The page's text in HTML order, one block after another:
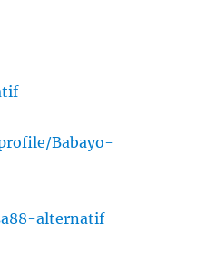
Babayo-
alternatif